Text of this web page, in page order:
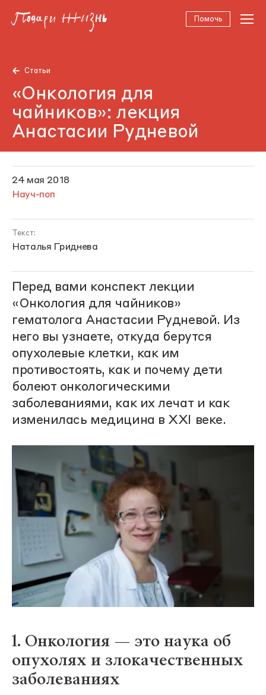
Помочь
Статьи
«Онкология для
чайников»: лекция
Анастасии Рудневой
24 мая 2018
Науч-поп
Текст:
Наталья Гриднева
Перед вами конспект лекции
«Онкология для чайников»
гематолога Анастасии Рудневой. Из
него вы узнаете, откуда берутся
опухолевые клетки, как им
противостоять, как и почему дети
болеют онкологическими
заболеваниями, как их лечат и как
изменилась медицина в XXI веке.
1. Онкология — это наука об
опухолях и злокачественных
заболеваниях